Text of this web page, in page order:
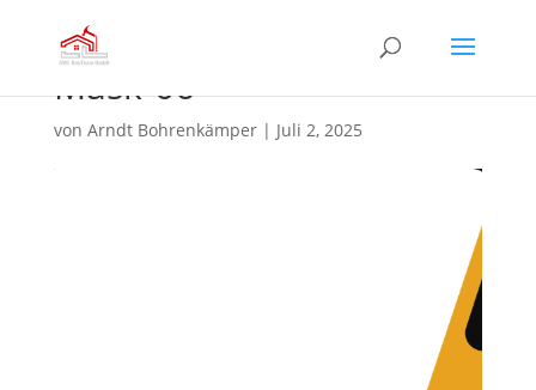
Mask-06
von Arndt Bohrenkämper| Juli 2, 2025